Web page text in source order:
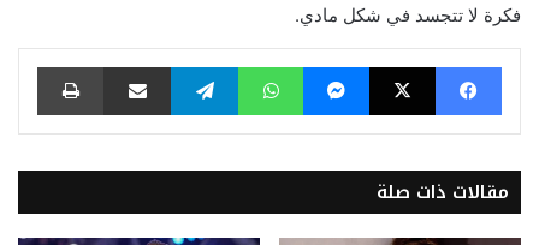
فكرة لا تتجسد في شكل مادي.
فيسبوك ‫X ماسنجر واتساب تيلقرام مشاركة عبر البريد طباعة
مقالات ذات صلة